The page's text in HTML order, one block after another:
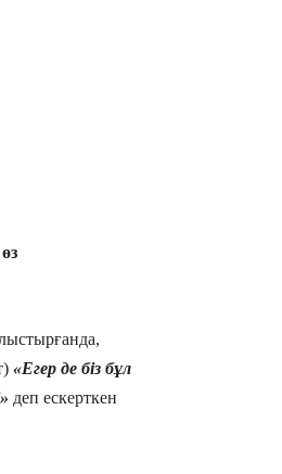
«Егер де біз бұл
деп ескерткен